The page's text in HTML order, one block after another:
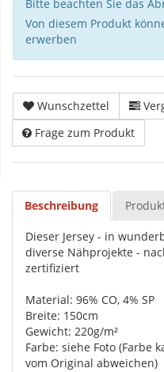
Bitte beachten Sie das
Von diesem Produkt
erwerben
Wunschzettel
Frage zum Produkt
Beschreibung
Dieser Jersey - in
diverse Nähprojekte -
zertifiziert
Material: 96% CO, 4% SP
Breite: 150cm
Gewicht: 220g/m²
Farbe: siehe Foto (Farbe
vom Original abweichen)